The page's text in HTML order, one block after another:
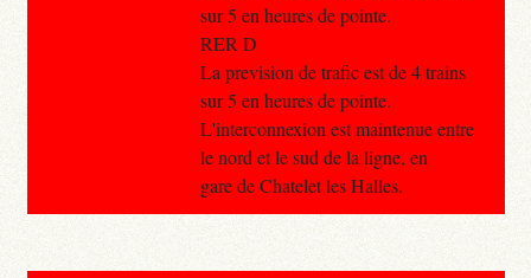
sur 5 en heures de pointe.
RER D
La prevision de trafic est de 4 trains
sur 5 en heures de pointe.
L'interconnexion est maintenue entre
le nord et le sud de la ligne, en
gare de Chatelet les Halles.